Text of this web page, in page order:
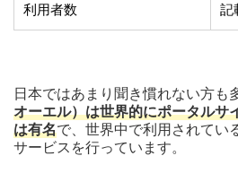
利用者数 記
日本ではあまり聞き慣れない方も
オーエル）は世界的にポータルサ
は有名で、世界中で利用されてい
サービスを行っています。